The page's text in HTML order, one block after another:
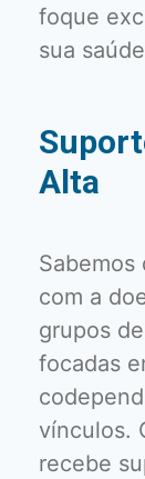
foque
sua
Alta
Sabemos
com a
grupos
focadas
vínculos.
recebe